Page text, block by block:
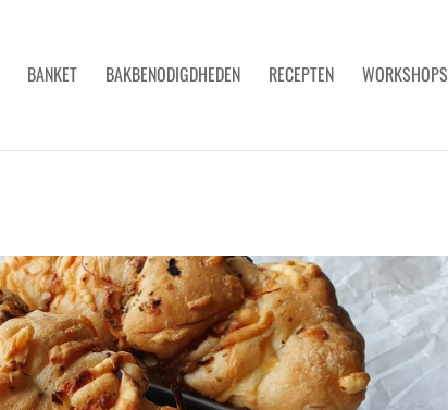
BANKET BAKBENODIGDHEDEN RECEPTEN WORKSHOPS